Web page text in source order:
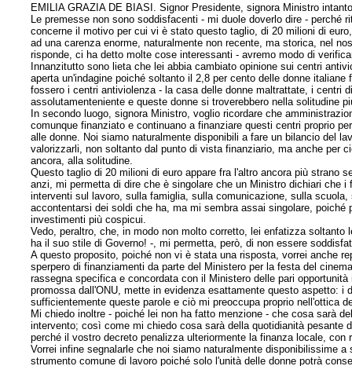
EMILIA GRAZIA DE BIASI. Signor Presidente, signora Ministro
Le premesse non sono soddisfacenti - mi duole doverlo dire -
concerne il motivo per cui vi è stato questo taglio, di 20 milioni di
ad una carenza enorme, naturalmente non recente, ma storica, nel
risponde, ci ha detto molte cose interessanti - avremo modo di
Innanzitutto sono lieta che lei abbia cambiato opinione sui centri
aperta un'indagine poiché soltanto il 2,8 per cento delle donne
fossero i centri antiviolenza - la casa delle donne maltrattate, i centri
assolutamenteniente e queste donne si troverebbero nella solitudine
In secondo luogo, signora Ministro, voglio ricordare che
comunque finanziato e continuano a finanziare questi centri proprio
alle donne. Noi siamo naturalmente disponibili a fare un bilancio del
valorizzarli, non soltanto dal punto di vista finanziario, ma anche per
ancora, alla solitudine.
Questo taglio di 20 milioni di euro appare fra l'altro ancora più strano
anzi, mi permetta di dire che è singolare che un Ministro dichiari che
interventi sul lavoro, sulla famiglia, sulla comunicazione, sulla
accontentarsi dei soldi che ha, ma mi sembra assai singolare,
investimenti più cospicui.
Vedo, peraltro, che, in modo non molto corretto, lei enfatizza
ha il suo stile di Governo! -, mi permetta, però, di non essere
A questo proposito, poiché non vi è stata una risposta, vorrei anche
sperpero di finanziamenti da parte del Ministero per la festa del
rassegna specifica e concordata con il Ministero delle pari
promossa dall'ONU, mette in evidenza esattamente questo aspetto:
sufficientemente queste parole e ciò mi preoccupa proprio nell'ottica
Mi chiedo inoltre - poiché lei non ha fatto menzione - che cosa sarà
intervento; così come mi chiedo cosa sarà della quotidianità pesante
perché il vostro decreto penalizza ulteriormente la finanza locale,
Vorrei infine segnalarle che noi siamo naturalmente disponibilissime
strumento comune di lavoro poiché solo l'unità delle donne potrà